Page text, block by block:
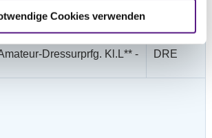
Cookies verwenden
Dressurprfg. Kl.L** -
DRE